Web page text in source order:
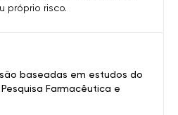
baseadas em estudos do
Farmacêutica e
próprio risco.